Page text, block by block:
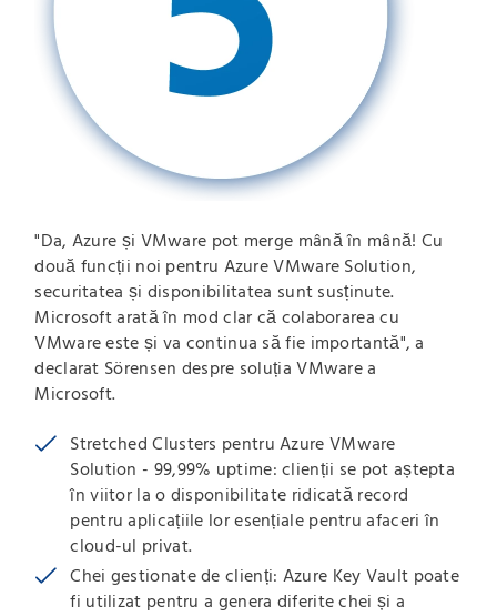
"Da, Azure și VMware pot merge mână în mână! Cu
două funcții noi pentru Azure VMware Solution,
securitatea și disponibilitatea sunt susținute.
Microsoft arată în mod clar că colaborarea cu
VMware este și va continua să fie importantă", a
declarat Sörensen despre soluția VMware a
Microsoft.
Stretched Clusters pentru Azure VMware
Solution - 99,99% uptime: clienții se pot aștepta
în viitor la o disponibilitate ridicată record
pentru aplicațiile lor esențiale pentru afaceri în
cloud-ul privat.
Chei gestionate de clienți: Azure Key Vault poate
fi utilizat pentru a genera diferite chei și a